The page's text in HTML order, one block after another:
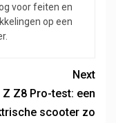
voor feiten en
op een
Next
Z Z8 Pro-test: een
scooter zo